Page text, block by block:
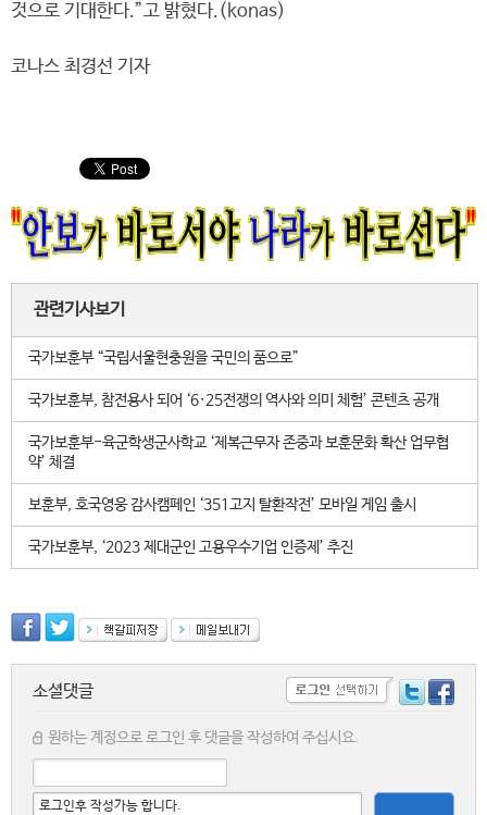
것으로 기대한다.”고 밝혔다.(konas)
코나스 최경선 기자
관련기사보기
국가보훈부 “국립서울현충원을 국민의 품으로”
국가보훈부, 참전용사 되어 ‘6·25전쟁의 역사와 의미 체험’ 콘텐츠 공개
국가보훈부-육군학생군사학교 ‘제복근무자 존중과 보훈문화 확산 업무협
약’ 체결
보훈부, 호국영웅 감사캠페인 ‘351고지 탈환작전’ 모바일 게임 출시
국가보훈부, ‘2023 제대군인 고용우수기업 인증제’ 추진
소셜댓글
원하는 계정으로 로그인 후 댓글을 작성하여 주십시요.